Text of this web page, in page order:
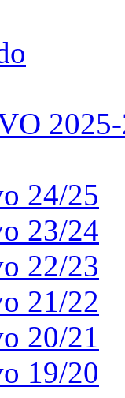
24/25
23/24
22/23
21/22
20/21
19/20